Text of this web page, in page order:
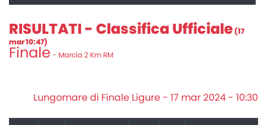
RISULTATI - Classifica Ufficiale (17
mar 10:47)
Finale - Marcia 2 Km RM
Lungomare di Finale Ligure - 17 mar 2024 - 10:30